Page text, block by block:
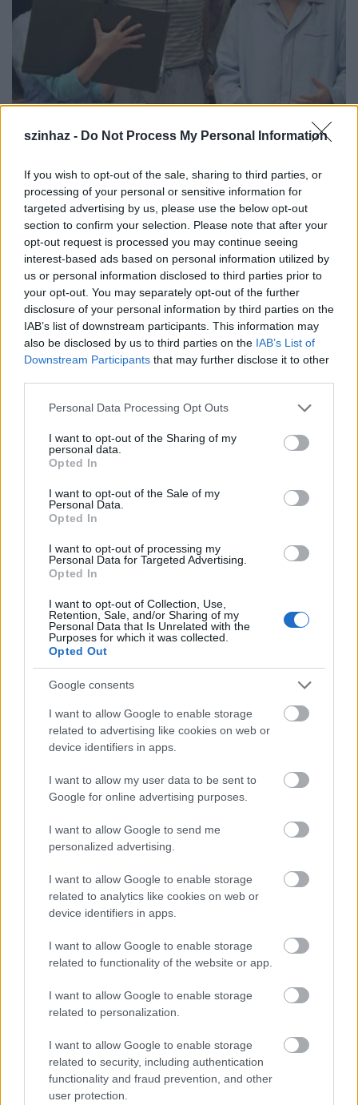
szinhaz - Do Not Process My Personal Information
If you wish to opt-out of the sale, sharing to third parties, or
processing of your personal or sensitive information for
targeted advertising by us, please use the below opt-out
section to confirm your selection. Please note that after your
opt-out request is processed you may continue seeing
interest-based ads based on personal information utilized by
us or personal information disclosed to third parties prior to
your opt-out. You may separately opt-out of the further
disclosure of your personal information by third parties on the
IAB’s list of downstream participants. This information may
also be disclosed by us to third parties on the IAB’s List of
Downstream Participants that may further disclose it to other
Please note that this website/app uses one or more Google
not limited to your visit or usage behaviour. You may click to
grant or deny consent to Google and its third-party tags to
use your data for below specified purposes in below Google
consent section.
Personal Data Processing Opt Outs
I want to opt-out of the Sharing of my
personal data.
Opted In
I want to opt-out of the Sale of my
Personal Data.
Opted In
I want to opt-out of processing my
Personal Data for Targeted Advertising.
Opted In
I want to opt-out of Collection, Use,
Retention, Sale, and/or Sharing of my
Personal Data that Is Unrelated with the
Purposes for which it was collected.
Opted Out
Google consents
I want to allow Google to enable storage
related to advertising like cookies on web or
device identifiers in apps.
I want to allow my user data to be sent to
Google for online advertising purposes.
I want to allow Google to send me
personalized advertising.
I want to allow Google to enable storage
related to analytics like cookies on web or
device identifiers in apps.
I want to allow Google to enable storage
related to functionality of the website or app.
I want to allow Google to enable storage
related to personalization.
I want to allow Google to enable storage
related to security, including authentication
functionality and fraud prevention, and other
user protection.
szinhazhu•2008. április 24.
Bodó Viktor tavaly szeptemberben a Móricz
Zsigmond Színházban bemutatott és nagy vihart
kavart darabja, a Fotel ma este a Vidéki Színházak
Találkozója keretében a Merlin Színházban látható
ma este két alkalommal, este 7-kor és este 10-kor
kezdõdõen. A darabot beválogatták az idei POSZT…
Ma döntés Kaposvárott
szinhazhu• 2008. április 24.
A kaposvári önkormányzat közlése szerint a Magyar
Színházi Társaság elnöksége is Schwajda György
kinevezését támogatja a Csiky Gergely Színház élére:
az ideális megoldásnak azt tartaná a szervezet, ha az
új igazgató a jelenlegi mûvészeti vezetéssel együtt
irányítaná a színházat. Errõl Polgárdi…
Ördögkatlan Fesztivál
2008. április 24.
Hogy kik lépnek fel, hol és mikor, meg hogy honnan
a pénz és mennyi kéne még, esőhelyszín és
szponzorok, közlekedés és szállás, meg hogy